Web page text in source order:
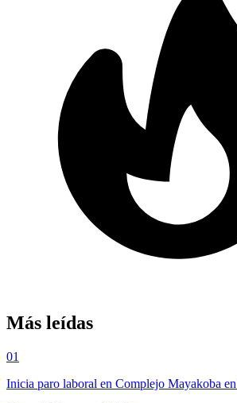
Más leídas
01
Inicia paro laboral en Complejo Mayakoba